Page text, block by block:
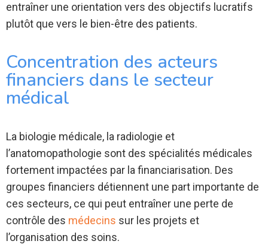
entraîner une orientation vers des objectifs lucratifs
plutôt que vers le bien-être des patients.
Concentration des acteurs
financiers dans le secteur
médical
La biologie médicale, la radiologie et
l’anatomopathologie sont des spécialités médicales
fortement impactées par la financiarisation. Des
groupes financiers détiennent une part importante de
ces secteurs, ce qui peut entraîner une perte de
contrôle des médecins sur les projets et
l’organisation des soins.